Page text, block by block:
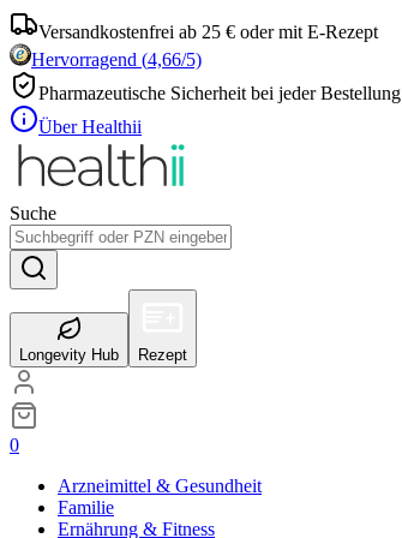
Versandkostenfrei ab 25 € oder mit E-Rezept
Hervorragend (4,66/5)
Pharmazeutische Sicherheit bei jeder Bestellung
Über Healthii
Suche
Longevity Hub Rezept
0
Arzneimittel & Gesundheit
Familie
Ernährung & Fitness